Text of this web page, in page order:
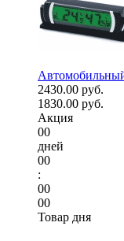
2430.00 руб.
1830.00 руб.
Акция
00
дней
00
:
00
00
Товар дня